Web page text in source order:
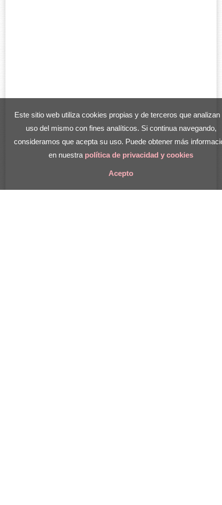
Este sitio web utiliza cookies propias y de terceros que analizan
uso del mismo con fines analíticos. Si continua navegando,
consideramos que acepta su uso. Puede obtener más
en nuestra política de privacidad y cookies
Acepto